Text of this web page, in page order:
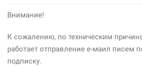
Внимание!
К сожалению, по техническим
работает отправление е-маил писем
подписку.